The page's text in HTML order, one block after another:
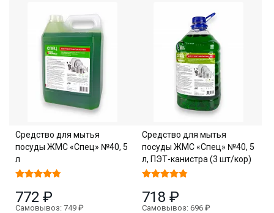
Средство для мытья
посуды ЖМС «Спец» №40, 5
л
772 ₽
Самовывоз: 749 ₽
Средство для мытья
посуды ЖМС «Спец» №40, 5
л, ПЭТ-канистра (3 шт/кор)
718 ₽
Самовывоз: 696 ₽